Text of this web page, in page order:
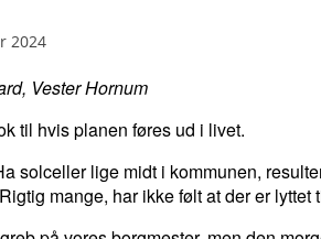
2024
Vester Hornum
til hvis planen føres ud i livet.
solceller lige midt i kommunen,
mange, har ikke følt at der er